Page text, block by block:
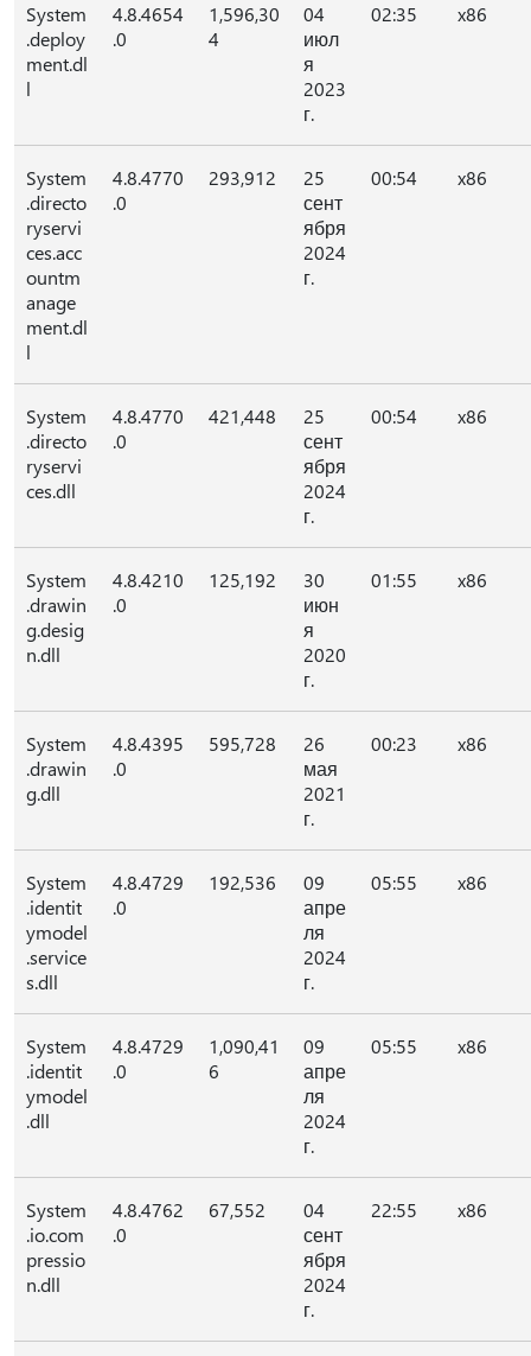
System
.deploy
ment.dl
l
4.8.4654
.0
1,596,30
4
04
июл
я
2023
г.
02:35 x86
System
.directo
ryservi
ces.acc
ountm
anage
ment.dl
l
4.8.4770
.0
293,912
25
сент
ября
2024
г.
00:54 x86
System
.directo
ryservi
ces.dll
4.8.4770
.0
421,448
25
сент
ября
2024
г.
00:54 x86
System
.drawin
g.desig
n.dll
4.8.4210
.0
125,192
30
июн
я
2020
г.
01:55 x86
System
.drawin
g.dll
4.8.4395
.0
595,728
26
мая
2021
г.
00:23 x86
System
.identit
ymodel
.service
s.dll
4.8.4729
.0
192,536
09
апре
ля
2024
г.
05:55 x86
System
.identit
ymodel
.dll
4.8.4729
.0
1,090,41
6
09
апре
ля
2024
г.
05:55 x86
System
.io.com
pressio
n.dll
4.8.4762
.0
67,552
04
сент
ября
2024
г.
22:55 x86